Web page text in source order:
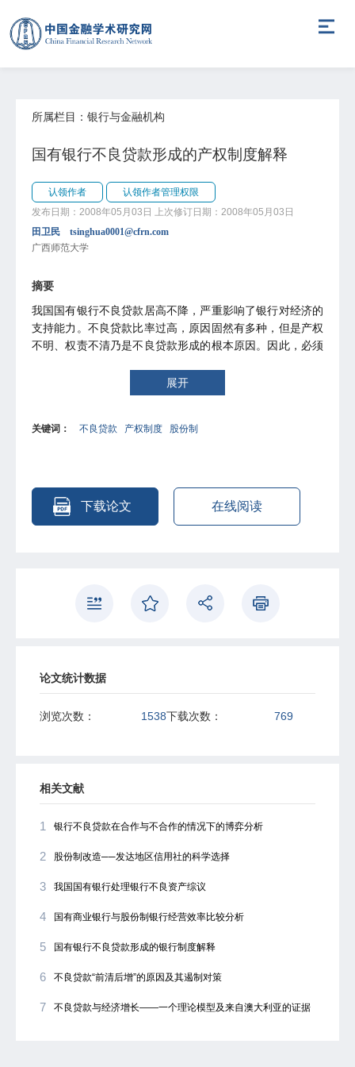
所属栏目：银行与金融机构
国有银行不良贷款形成的产权制度解释
认领作者
认领作者管理权限
发布日期：2008年05月03日
上次修订日期：2008年05月03日
田卫民 tsinghua0001@cfrn.com
广西师范大学
摘要
我国国有银行不良贷款居高不降，严重影响了银行对经济的
支持能力。不良贷款比率过高，原因固然有多种，但是产权
不明、权责不清乃是不良贷款形成的根本原因。因此，必须
机制和偿还能力；深化银行体制改革，以股份制为目标，创
新银行产权制度；建立委托――代理机制，激发各级银行保
组，多渠道消化银行不良贷款。
展开
关键词： 不良贷款 产权制度 股份制
下载论文 在线阅读
论文统计数据
浏览次数： 1538下载次数： 769
相关文献
1 银行不良贷款在合作与不合作的情况下的博弈分析
2 股份制改造──发达地区信用社的科学选择
3 我国国有银行处理银行不良资产综议
4 国有商业银行与股份制银行经营效率比较分析
5 国有银行不良贷款形成的银行制度解释
6 不良贷款“前清后增”的原因及其遏制对策
7 不良贷款与经济增长――一个理论模型及来自澳大利亚的证据